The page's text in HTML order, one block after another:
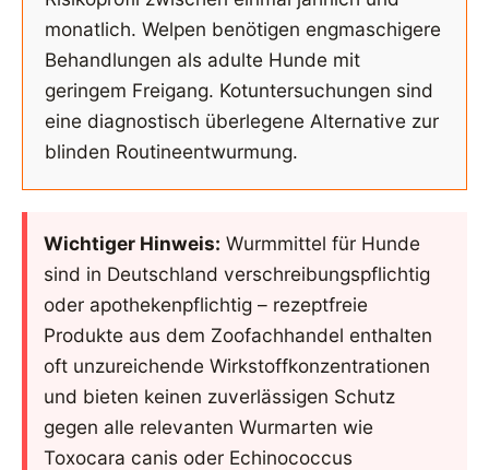
monatlich. Welpen benötigen engmaschigere
Behandlungen als adulte Hunde mit
geringem Freigang. Kotuntersuchungen sind
eine diagnostisch überlegene Alternative zur
blinden Routineentwurmung.
Wichtiger Hinweis: Wurmmittel für Hunde
sind in Deutschland verschreibungspflichtig
oder apothekenpflichtig – rezeptfreie
Produkte aus dem Zoofachhandel enthalten
oft unzureichende Wirkstoffkonzentrationen
und bieten keinen zuverlässigen Schutz
gegen alle relevanten Wurmarten wie
Toxocara canis oder Echinococcus